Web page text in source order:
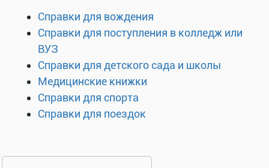
Справки для вождения
Справки для поступления в колледж или
ВУЗ
Справки для детского сада и школы
Медицинские книжки
Справки для спорта
Справки для поездок